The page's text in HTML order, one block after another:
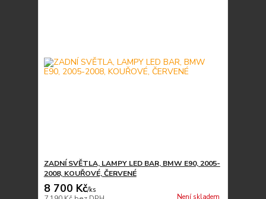
ZADNÍ SVĚTLA, LAMPY LED BAR, BMW E90, 2005-
2008, KOUŘOVÉ, ČERVENÉ
8 700 Kč/ks
Není skladem